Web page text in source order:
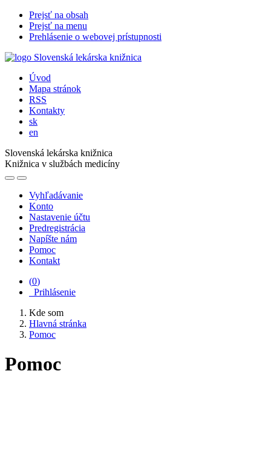
Prejsť na obsah
Prejsť na menu
Prehlásenie o webovej prístupnosti
Úvod
Mapa stránok
RSS
Kontakty
sk
en
Slovenská lekárska knižnica
Knižnica v službách medicíny
Vyhľadávanie
Konto
Nastavenie účtu
Predregistrácia
Napíšte nám
Pomoc
Kontakt
(0)
Prihlásenie
Kde som
Hlavná stránka
Pomoc
Pomoc